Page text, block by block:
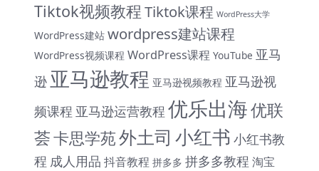
Tiktok视频教程Tiktok课程 WordPress大学
WordPress建站 wordpress建站课程
WordPress视频课程 WordPress课程 YouTube 亚马
逊 亚马逊教程 亚马逊视频教程 亚马逊视
频课程 亚马逊运营教程 优乐出海优联
荟卡思学苑外土司 小红书 小红书教
程 成人用品 抖音教程 拼多多 拼多多教程 淘宝